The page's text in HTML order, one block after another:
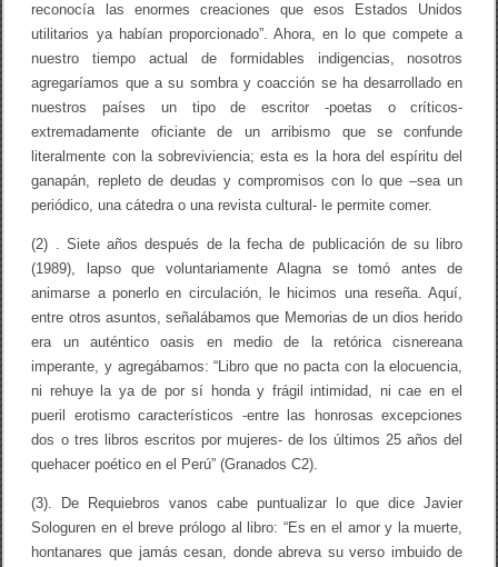
reconocía las enormes creaciones que esos Estados Unidos
utilitarios ya habían proporcionado”. Ahora, en lo que compete a
nuestro tiempo actual de formidables indigencias, nosotros
agregaríamos que a su sombra y coacción se ha desarrollado en
nuestros países un tipo de escritor -poetas o críticos-
extremadamente oficiante de un arribismo que se confunde
literalmente con la sobreviviencia; esta es la hora del espíritu del
ganapán, repleto de deudas y compromisos con lo que –sea un
periódico, una cátedra o una revista cultural- le permite comer.
(2) . Siete años después de la fecha de publicación de su libro
(1989), lapso que voluntariamente Alagna se tomó antes de
animarse a ponerlo en circulación, le hicimos una reseña. Aquí,
entre otros asuntos, señalábamos que Memorias de un dios herido
era un auténtico oasis en medio de la retórica cisnereana
imperante, y agregábamos: “Libro que no pacta con la elocuencia,
ni rehuye la ya de por sí honda y frágil intimidad, ni cae en el
pueril erotismo característicos -entre las honrosas excepciones
dos o tres libros escritos por mujeres- de los últimos 25 años del
quehacer poético en el Perú” (Granados C2).
(3). De Requiebros vanos cabe puntualizar lo que dice Javier
Sologuren en el breve prólogo al libro: “Es en el amor y la muerte,
hontanares que jamás cesan, donde abreva su verso imbuido de